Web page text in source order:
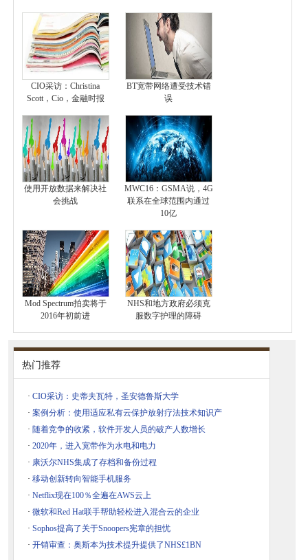
CIO采访：Christina
Scott，Cio，金融时报
BT宽带网络遭受技术错
误
使用开放数据来解决社
会挑战
MWC16：GSMA说，4G
联系在全球范围内通过
10亿
Mod Spectrum拍卖将于
2016年初前进
NHS和地方政府必须克
服数字护理的障碍
热门推荐
· CIO采访：史蒂夫瓦特，圣安德鲁斯大学
· 案例分析：使用适应私有云保护放射疗法技术知识产
· 随着竞争的收紧，软件开发人员的破产人数增长
· 2020年，进入宽带作为水电和电力
· 康沃尔NHS集成了存档和备份过程
· 移动创新转向智能手机服务
· Netflix现在100％全遍在AWS云上
· 微软和Red Hat联手帮助轻松进入混合云的企业
· Sophos提高了关于Snoopers宪章的担忧
· 开销审查：奥斯本为技术提升提供了NHS£1BN